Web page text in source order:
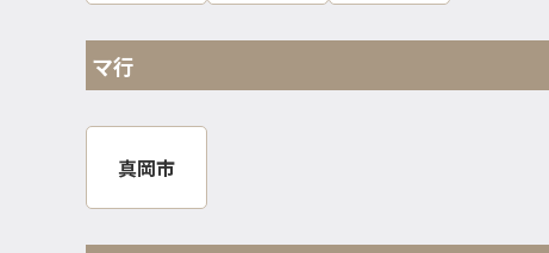
マ行
真岡市